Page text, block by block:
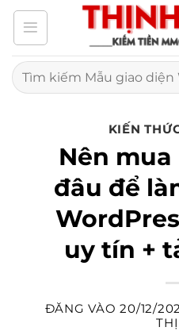
Bỏ
qua
nội
dung
Tìm
kiếm:
KIẾN
Nên
đâu để
uy tín +
ĐĂNG VÀO20/12/